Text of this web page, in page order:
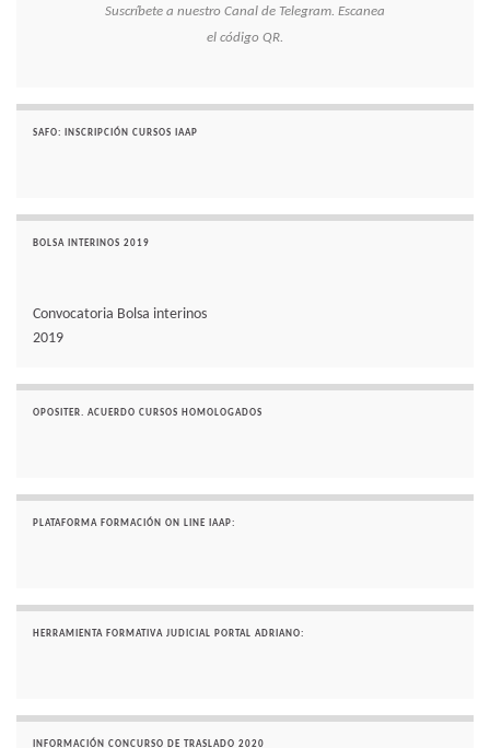
Suscríbete a nuestro Canal de Telegram. Escanea
el código QR.
SAFO: INSCRIPCIÓN CURSOS IAAP
BOLSA INTERINOS 2019
Convocatoria Bolsa interinos
2019
OPOSITER. ACUERDO CURSOS HOMOLOGADOS
PLATAFORMA FORMACIÓN ON LINE IAAP:
HERRAMIENTA FORMATIVA JUDICIAL PORTAL ADRIANO:
INFORMACIÓN CONCURSO DE TRASLADO 2020